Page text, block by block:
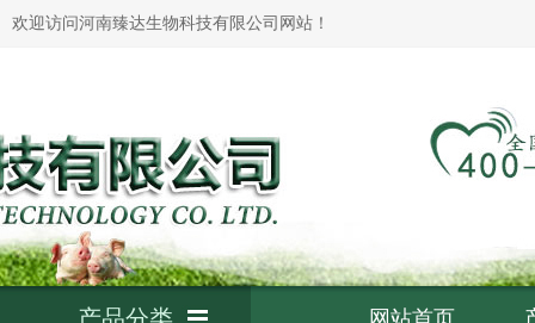
欢迎访问河南臻达生物科技有限公司网站！
网站首页